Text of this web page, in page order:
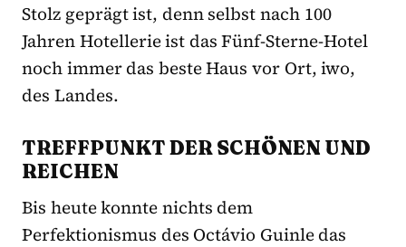
Stolz geprägt ist, denn selbst nach 100
Jahren Hotellerie ist das Fünf-Sterne-Hotel
noch immer das beste Haus vor Ort, iwo,
des Landes.
TREFFPUNKT DER SCHÖNEN UND
REICHEN
Bis heute konnte nichts dem
Perfektionismus des Octávio Guinle das